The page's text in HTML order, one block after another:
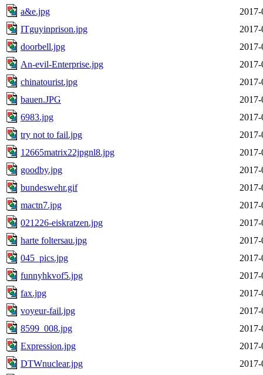
a&e.jpg
ITguyinprison.jpg
doorbell.jpg
An-evil-Enterprise.jpg
chinatourist.jpg
bauen.JPG
6983.jpg
try not to fail.jpg
12665matrix22jpgnl8.jpg
goodby.jpg
bundeswehr.gif
mactn7.jpg
021226-eiskratzen.jpg
harte foltersau.jpg
045_pics.jpg
funnyhkvof5.jpg
fax.jpg
voyeur-fail.jpg
8599_008.jpg
Expression.jpg
DTWnuclear.jpg